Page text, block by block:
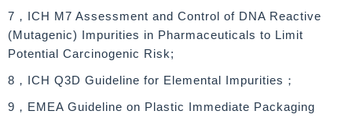
7，ICH M7 Assessment and Control of DNA Reactive
(Mutagenic) Impurities in Pharmaceuticals to Limit
Potential Carcinogenic Risk;
8，ICH Q3D Guideline for Elemental Impurities；
9，EMEA Guideline on Plastic Immediate Packaging